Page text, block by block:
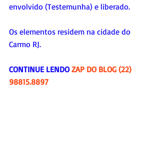
envolvido (Testemunha) e liberado.
Os elementos residem na cidade do
Carmo RJ.
CONTINUE LENDO ZAP DO BLOG (22)
98815.8897